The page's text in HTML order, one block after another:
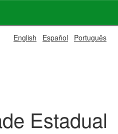
English Español Português
Estadual